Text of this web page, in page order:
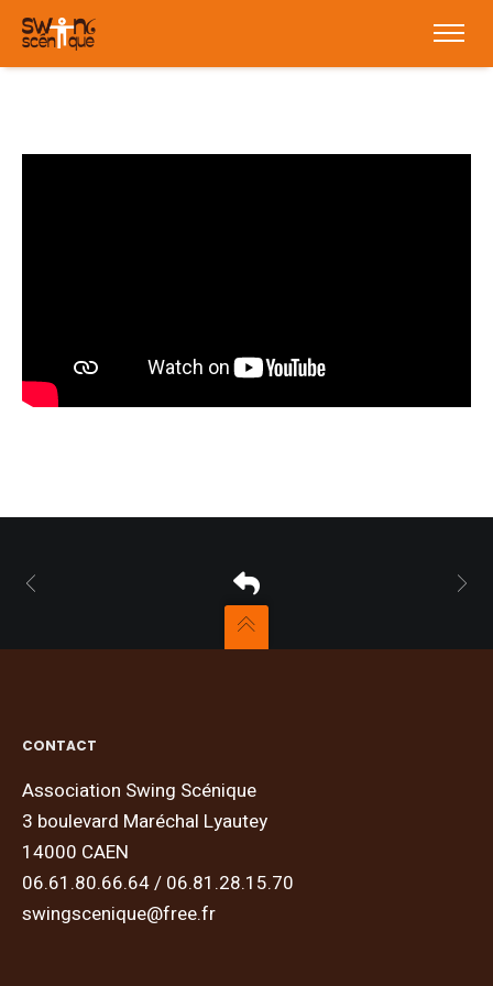
CONTACT
Association Swing Scénique
3 boulevard Maréchal Lyautey
14000 CAEN
06.61.80.66.64 / 06.81.28.15.70
swingscenique@free.fr